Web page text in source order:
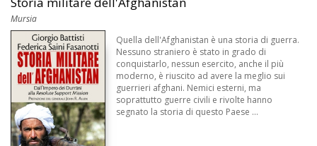
Mursia
Quella dell'Afghanistan è una storia di guerra.
Nessuno straniero è stato in grado di
conquistarlo, nessun esercito, anche il più
moderno, è riuscito ad avere la meglio sui
guerrieri afghani. Nemici esterni, ma
soprattutto guerre civili e rivolte hanno
segnato la storia di questo Paese ...